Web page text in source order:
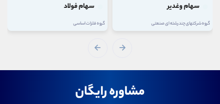
سهام وغدیر
گروه شرکتهای چند رشته ای صنعتی
سهام فولاد
گروه فلزات اساسی
مشاوره رایگان